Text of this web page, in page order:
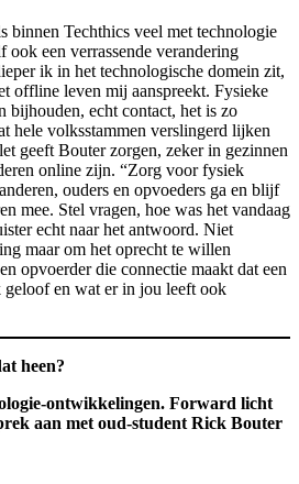
binnen Techthics veel met technologie
een verrassende verandering
ik in het technologische domein zit,
offline leven mij aanspreekt. Fysieke
bijhouden, echt contact, het is zo
hele volksstammen verslingerd lijken
geeft Bouter zorgen, zeker in gezinnen
online zijn. “Zorg voor fysiek
ouders en opvoeders ga en blijf
mee. Stel vragen, hoe was het vandaag
echt naar het antwoord. Niet
maar om het oprecht te willen
opvoerder die connectie maakt dat een
geloof en wat er in jou leeft ook
heen?
ontwikkelingen. Forward licht
aan met oud-student Rick Bouter